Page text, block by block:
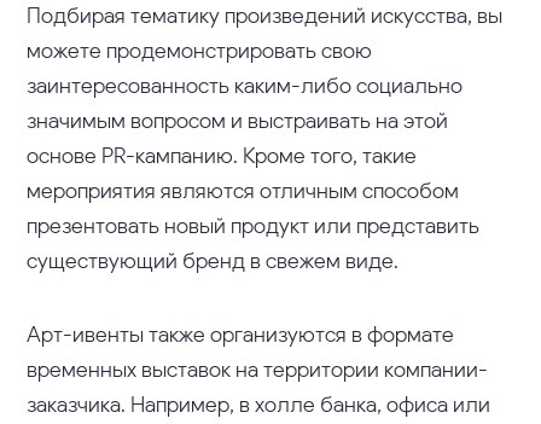
Подбирая тематику произведений искусства, вы
можете продемонстрировать свою
заинтересованность каким-либо социально
значимым вопросом и выстраивать на этой
основе PR-кампанию. Кроме того, такие
мероприятия являются отличным способом
презентовать новый продукт или представить
существующий бренд в свежем виде.
Арт-ивенты также организуются в формате
временных выставок на территории компании-
заказчика. Например, в холле банка, офиса или